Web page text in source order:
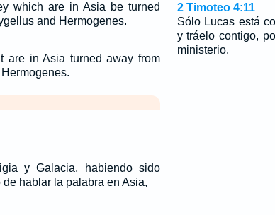
which are in Asia be turned
and Hermogenes.
are in Asia turned away from
y Galacia, habiendo sido
hablar la palabra en Asia,
2 Timoteo 4:11
Sólo Lucas está
y tráelo contigo,
ministerio.